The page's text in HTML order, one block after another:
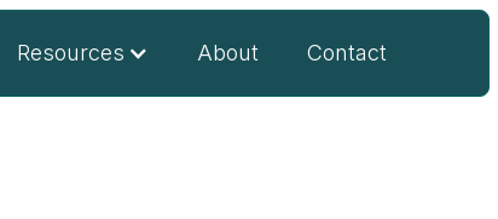
Resources About Contact